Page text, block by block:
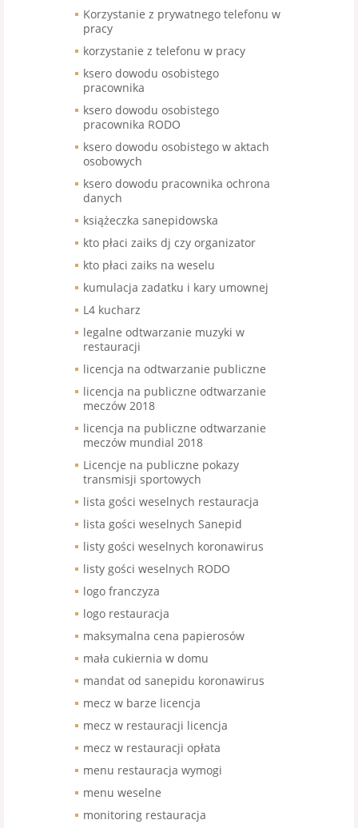
Korzystanie z prywatnego telefonu w
pracy
korzystanie z telefonu w pracy
ksero dowodu osobistego
pracownika
ksero dowodu osobistego
pracownika RODO
ksero dowodu osobistego w aktach
osobowych
ksero dowodu pracownika ochrona
danych
książeczka sanepidowska
kto płaci zaiks dj czy organizator
kto płaci zaiks na weselu
kumulacja zadatku i kary umownej
L4 kucharz
legalne odtwarzanie muzyki w
restauracji
licencja na odtwarzanie publiczne
licencja na publiczne odtwarzanie
meczów 2018
licencja na publiczne odtwarzanie
meczów mundial 2018
Licencje na publiczne pokazy
transmisji sportowych
lista gości weselnych restauracja
lista gości weselnych Sanepid
listy gości weselnych koronawirus
listy gości weselnych RODO
logo franczyza
logo restauracja
maksymalna cena papierosów
mała cukiernia w domu
mandat od sanepidu koronawirus
mecz w barze licencja
mecz w restauracji licencja
mecz w restauracji opłata
menu restauracja wymogi
menu weselne
monitoring restauracja